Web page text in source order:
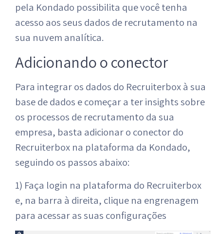
pela Kondado possibilita que você tenha
acesso aos seus dados de recrutamento na
sua nuvem analítica.
Adicionando o conector
Para integrar os dados do Recruiterbox à sua
base de dados e começar a ter insights sobre
os processos de recrutamento da sua
empresa, basta adicionar o conector do
Recruiterbox na plataforma da Kondado,
seguindo os passos abaixo:
1) Faça login na plataforma do Recruiterbox
e, na barra à direita, clique na engrenagem
para acessar as suas configurações